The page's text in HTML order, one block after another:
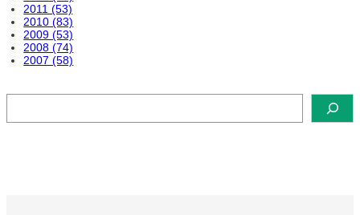
2011 (53)
2010 (83)
2009 (53)
2008 (74)
2007 (58)